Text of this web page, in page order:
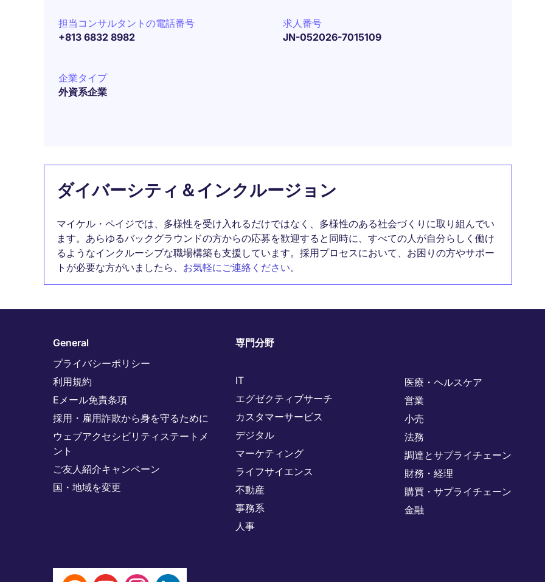
担当コンサルタントの電話番号
+813 6832 8982
求人番号
JN-052026-7015109
企業タイプ
外資系企業
ダイバーシティ＆インクルージョン
マイケル・ペイジでは、多様性を受け入れるだけではなく、多様性のある社会づくりに取り組んでい
ます。あらゆるバックグラウンドの方からの応募を歓迎すると同時に、すべての人が自分らしく働け
るようなインクルーシブな職場構築も支援しています。採用プロセスにおいて、お困りの方やサポー
トが必要な方がいましたら、 お気軽にご連絡ください。
General
プライバシーポリシー
利用規約
Eメール免責条項
採用・雇用詐欺から身を守るために
ウェブアクセシビリティステートメ
ント
ご友人紹介キャンペーン
国・地域を変更
専門分野
IT
エグゼクティブサーチ
カスタマーサービス
デジタル
マーケティング
ライフサイエンス
不動産
事務系
人事
医療・ヘルスケア
営業
小売
法務
調達とサプライチェーン
財務・経理
購買・サプライチェーン
金融